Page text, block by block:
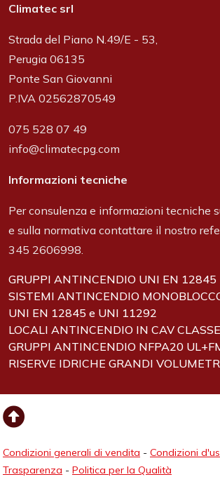
Climatec srl
Strada del Piano N.49/E - 53,
Perugia 06135
Ponte San Giovanni
P.IVA 02562870549
075 528 07 49
info@climatecpg.com
Informazioni tecniche
Per consulenza e informazioni tecniche
e sulla normativa contattare il nostro
345 2606998.
GRUPPI ANTINCENDIO UNI EN 12845
SISTEMI ANTINCENDIO
UNI EN 12845 e UNI 11292
LOCALI ANTINCENDIO IN CAV
GRUPPI ANTINCENDIO NFPA20
RISERVE IDRICHE GRANDI
Condizioni generali di vendita - Condizioni
Trasparenza - Politica per la Qualità